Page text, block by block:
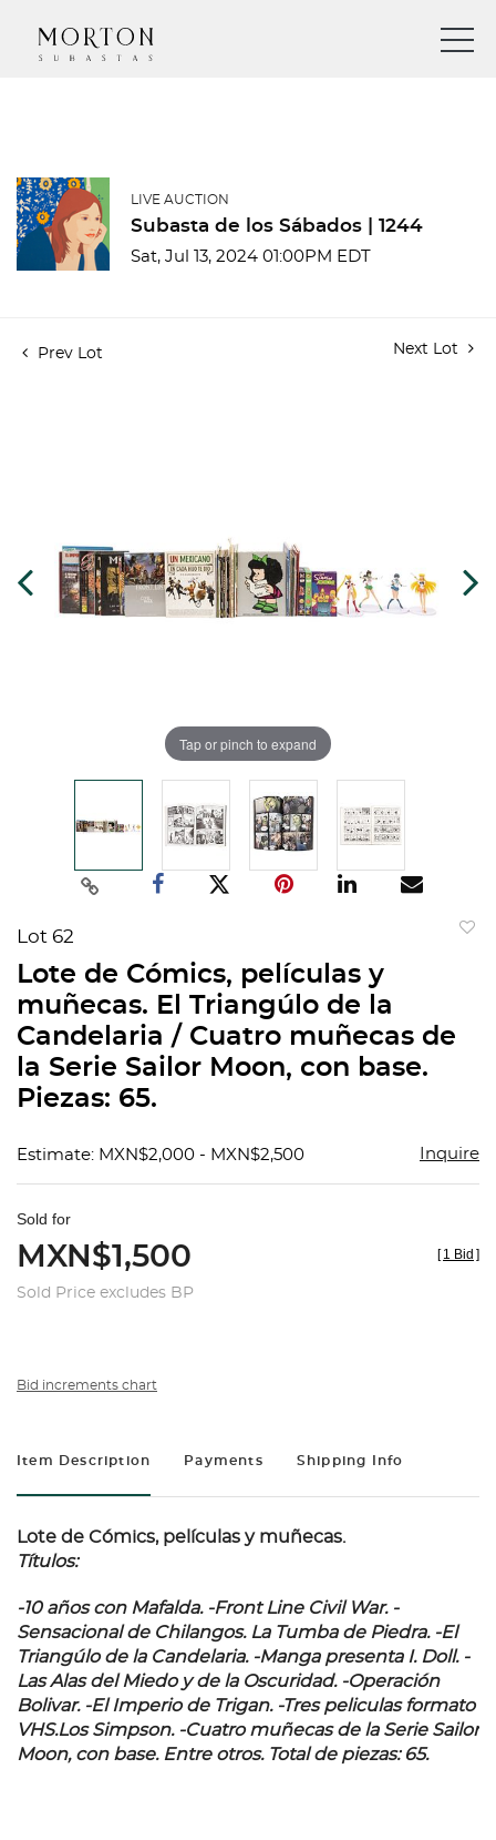
LIVE AUCTION
Subasta de los Sábados | 1244
Sat, Jul 13, 2024 01:00PM EDT
Prev Lot Next Lot
Tap or pinch to expand
Lot 62
Lote de Cómics, películas y
muñecas. El Triangúlo de la
Candelaria / Cuatro muñecas de
la Serie Sailor Moon, con base.
Piezas: 65.
Estimate: MXN$2,000 - MXN$2,500 Inquire
Sold for
MXN$1,500
Sold Price excludes BP
[ 1 Bid ]
Bid increments chart
Item Description Payments Shipping Info
Lote de Cómics, películas y muñecas.
Títulos:
-10 años con Mafalda. -Front Line Civil War. -
Sensacional de Chilangos. La Tumba de Piedra. -El
Triangúlo de la Candelaria. -Manga presenta I. Doll. -
Las Alas del Miedo y de la Oscuridad. -Operación
Bolivar. -El Imperio de Trigan. -Tres peliculas formato
VHS.Los Simpson. -Cuatro muñecas de la Serie Sailor
Moon, con base. Entre otros. Total de piezas: 65.